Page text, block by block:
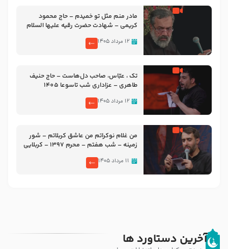
مادر منم مثل تو خمیدم – حاج محمود
کریمی – شهادت حضرت رقیه علیها السلام
۱۲ مرداد ۱۴۰۵
تک ، عبّاس، صاحب دل‌هاست – حاج حنیف
طاهری – عزاداری شب تاسوعا 1405
۱۲ مرداد ۱۴۰۵
من غلام نوکراتم من عاشق کربلاتم – شور
زمینه – شب هفتم – محرم 1397 – کربلایی
۱۱ مرداد ۱۴۰۵
آخرین دستاورد ها